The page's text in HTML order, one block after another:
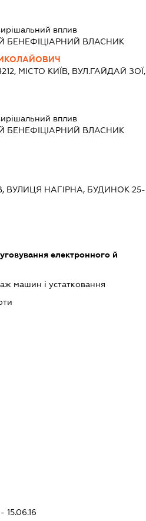
вплив
БЕНЕФІЦІАРНИЙ ВЛАСНИК
МІСТО КИЇВ, ВУЛ.ГАЙДАЙ ЗОЇ,
вплив
БЕНЕФІЦІАРНИЙ ВЛАСНИК
ВУЛИЦЯ НАГІРНА, БУДИНОК 25-
електронного й
машин і устатковання